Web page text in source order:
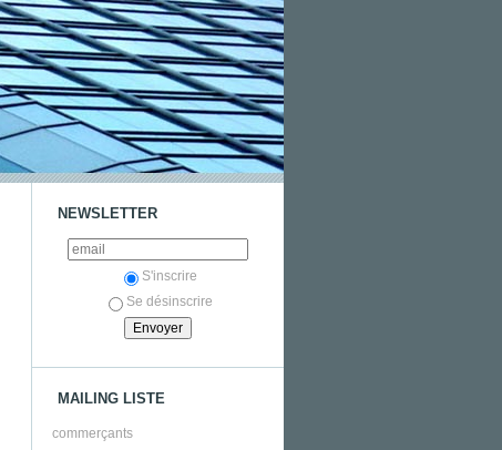
NEWSLETTER
S'inscrire
Se désinscrire
MAILING LISTE
commerçants